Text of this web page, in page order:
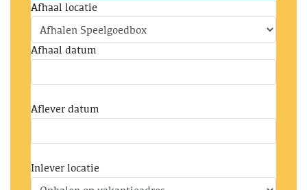
Afhaal locatie
Afhaal datum
Aflever datum
Inlever locatie